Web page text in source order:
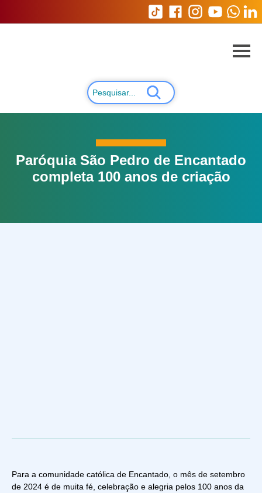
Paróquia São Pedro de Encantado
completa 100 anos de criação
Para a comunidade católica de Encantado, o mês de setembro
de 2024 é de muita fé, celebração e alegria pelos 100 anos da